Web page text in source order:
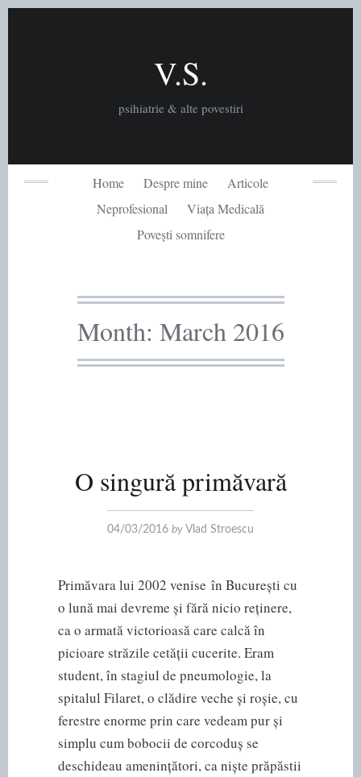
V.S.
psihiatrie & alte povestiri
Home Despre mine
Articole
Neprofesional
Viața Medicală
Povești somnifere
Month: March 2016
O singură primăvară
04/03/2016 by Vlad Stroescu
Primăvara lui 2002 venise în București cu
o lună mai devreme și fără nicio reținere,
ca o armată victorioasă care calcă în
picioare străzile cetății cucerite. Eram
student, în stagiul de pneumologie, la
spitalul Filaret, o clădire veche și roșie, cu
ferestre enorme prin care vedeam pur și
simplu cum bobocii de corcoduș se
deschideau amenințători, ca niște prăpăstii